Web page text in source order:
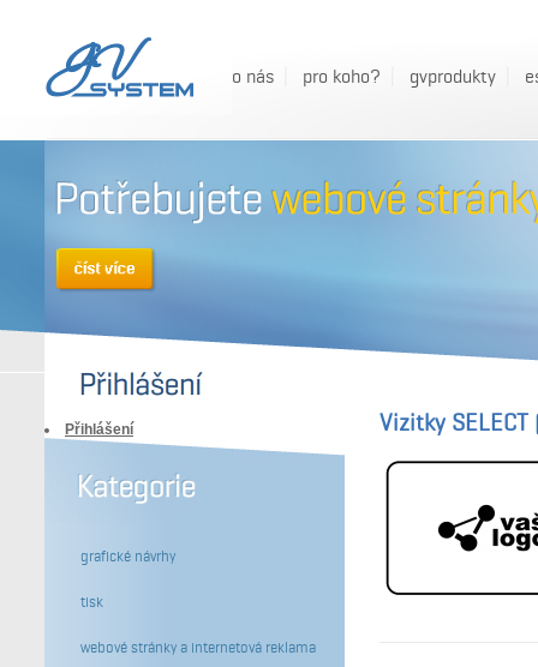
o nás pro koho? gvprodukty
Vizitky
Přihlášení
grafické návrhy
tisk
webové stránky a internetová reklama